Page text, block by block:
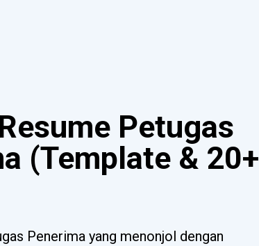
Petugas
(Template & 20+
Penerima yang menonjol dengan